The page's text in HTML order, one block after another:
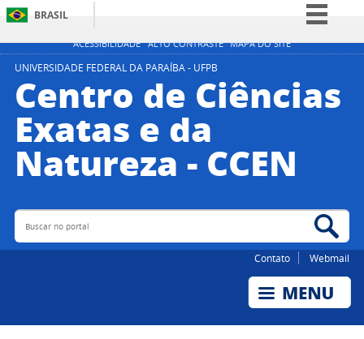
ACESSIBILIDADE ALTO CONTRASTE MAPA DO SITE
BRASIL
Simplifique!
Participe
Canais
UNIVERSIDADE FEDERAL DA PARAÍBA - UFPB
Centro de Ciências
Exatas e da
Natureza - CCEN
Buscar no portal
Contato Webmail